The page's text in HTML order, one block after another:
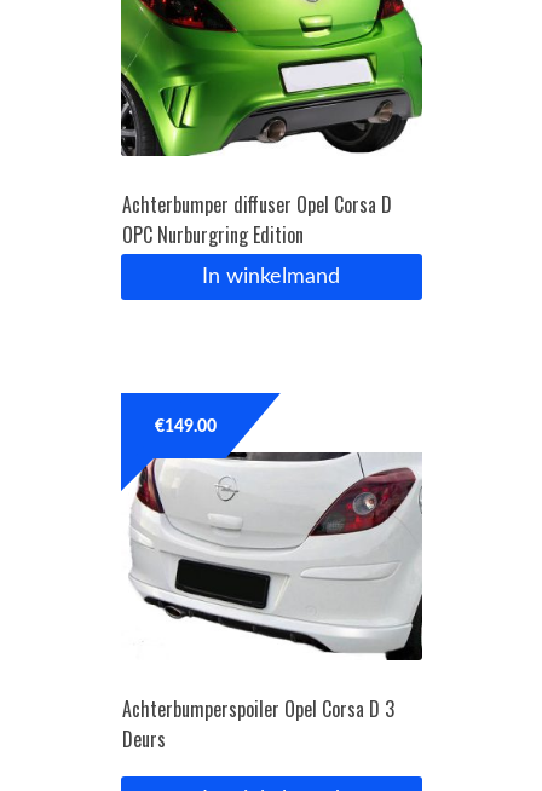
Achterbumper diffuser Opel Corsa D
OPC Nurburgring Edition
In winkelmand
Achterbumperspoiler Opel Corsa D 3
Deurs
€149.00